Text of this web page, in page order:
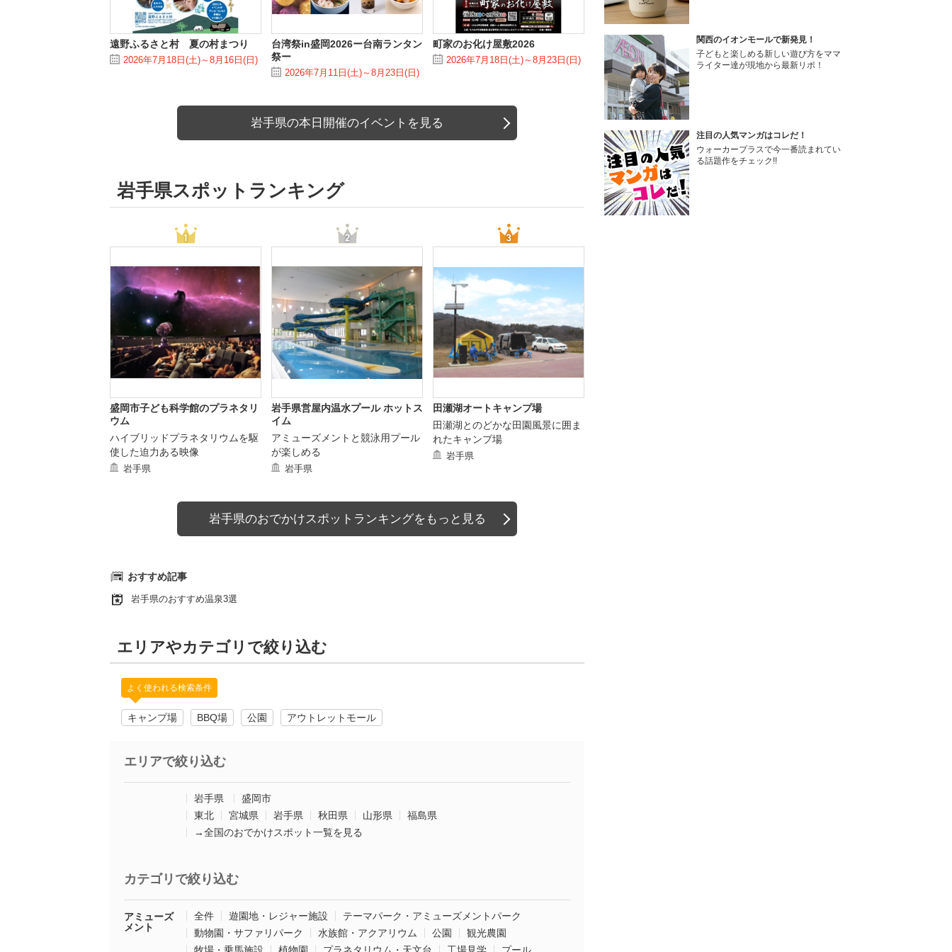
遠野ふるさと村 夏の村まつり
2026年7月18日(土)～8月16日(日)
台湾祭in盛岡2026ー台南ランタン
祭ー
2026年7月11日(土)～8月23日(日)
町家のお化け屋敷2026
2026年7月18日(土)～8月23日(日)
岩手県の本日開催のイベントを見る
岩手県スポットランキング
盛岡市子ども科学館のプラネタリ
ウム
ハイブリッドプラネタリウムを駆
使した迫力ある映像
岩手県
岩手県営屋内温水プール ホットス
イム
アミューズメントと競泳用プール
が楽しめる
岩手県
田瀬湖オートキャンプ場
田瀬湖とのどかな田園風景に囲ま
れたキャンプ場
岩手県
岩手県のおでかけスポットランキングをもっと見る
おすすめ記事
岩手県のおすすめ温泉3選
エリアやカテゴリで絞り込む
よく使われる検索条件
キャンプ場 BBQ場 公園 アウトレットモール
エリアで絞り込む
岩手県
盛岡市
東北
宮城県 岩手県 秋田県 山形県
福島県
→全国のおでかけスポット一覧を見る
カテゴリで絞り込む
アミューズ
メント
全件 遊園地・レジャー施設
テーマパーク・アミューズメントパーク
動物園・サファリパーク
水族館・アクアリウム 公園
観光農園
関西のイオンモールで新発見！
子どもと楽しめる新しい遊び方をママ
ライター達が現地から最新リポ！
注目の人気マンガはコレだ！
ウォーカープラスで今一番読まれてい
る話題作をチェック!!